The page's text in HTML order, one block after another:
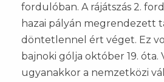
fordulóban. A rájátszás 2.
hazai pályán megrendezett
döntetlennel ért véget. Ez
bajnoki gólja október 19. óta.
ugyanakkor a nemzetközi